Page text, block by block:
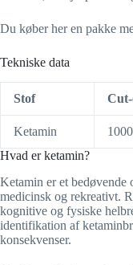
Du køber her en pakke
Tekniske data
Stof
Ketamin 1000
Hvad er ketamin?
Ketamin er et bedøvende
medicinsk og rekreativt.
kognitive og fysiske
identifikation af
konsekvenser.